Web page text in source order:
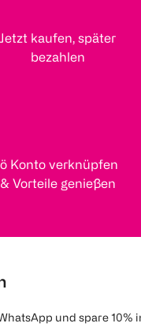
Jetzt kaufen, später
bezahlen
Konto verknüpfen
& Vorteile genießen
und spare 10%